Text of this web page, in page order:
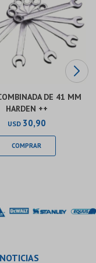
DE 41 MM
HARDEN ++
USD 30,90